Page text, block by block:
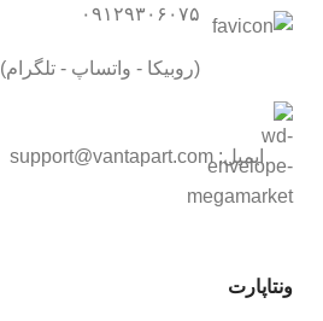
۰۹۱۲۹۳۰۶۰۷۵
(روبیکا - واتساپ - تلگرام)
ایمیل: support@vantapart.com
ونتاپارت